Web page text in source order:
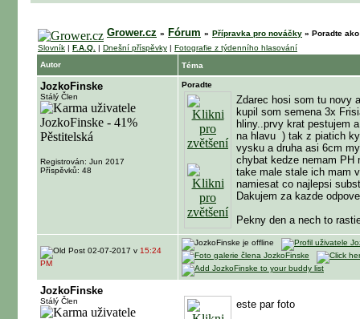
Grower.cz » Fórum » Přípravka pro nováčky » Poradte
Slovník | F.A.Q. | Dnešní příspěvky | Fotografie z týdenního hlasování
Autor
Téma
JozkoFinske
Stálý Člen
Registrován: Jun 2017
Příspěvků: 48
Poradte
Zdarec hosi som tu novy
kupil som semena 3x
hliny..prvy krat pestujem
na hlavu ) tak z piatich
vysku a druha asi 6cm
chybat kedze nemam PH
take male stale ich mam
namiesat co najlepsi
Dakujem za kazde
Pekny den a nech to
02-07-2017 v 15:24
PM
JozkoFinske
Stálý Člen este par foto